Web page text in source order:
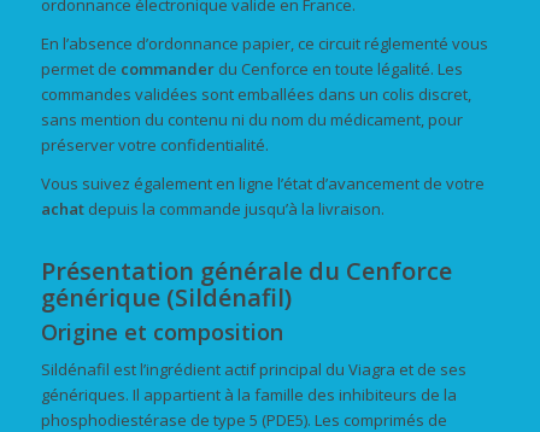
En l’absence d’ordonnance papier, ce circuit réglementé vous
permet de commanderdu Cenforce en toute légalité. Les
commandes validées sont emballées dans un colis discret,
sans mention du contenu ni du nom du médicament, pour
préserver votre confidentialité.
Vous suivez également en ligne l’état d’avancement de votre
achatdepuis la commande jusqu’à la livraison.
Présentation générale du Cenforce
générique (Sildénafil)
Origine et composition
Sildénafil est l’ingrédient actif principal du Viagra et de ses
génériques. Il appartient à la famille des inhibiteurs de la
phosphodiestérase de type 5 (PDE5). Les comprimés de